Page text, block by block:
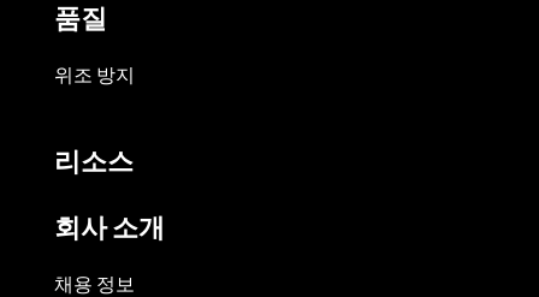
품질
위조 방지
리소스
회사 소개
채용 정보